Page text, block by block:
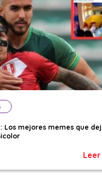
Los mejores memes que
Leer